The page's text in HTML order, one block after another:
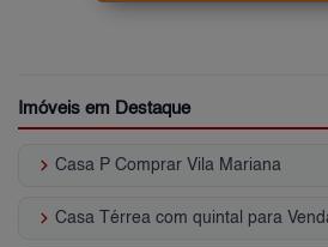
Imóveis em Destaque
keyboard_arrow_right Casa P Comprar Vila Mariana
keyboard_arrow_right Casa Térrea com quintal para